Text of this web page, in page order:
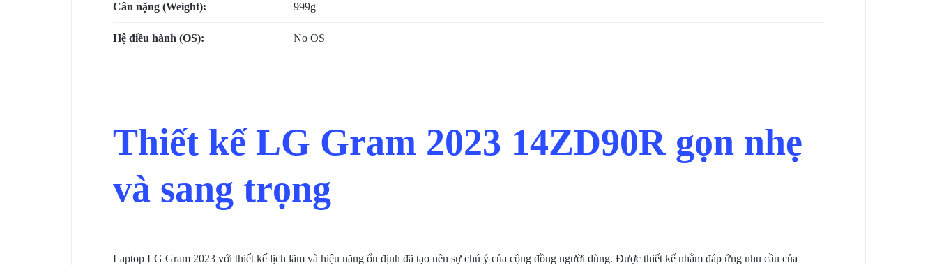
Cân nặng (Weight): 999g
Hệ điều hành (OS): No OS
Thiết kế LG Gram 2023 14ZD90R gọn nhẹ
và sang trọng
Laptop LG Gram 2023 với thiết kế lịch lãm và hiệu năng ổn định đã tạo nên sự chú ý của cộng đồng người dùng. Được thiết kế nhằm đáp ứng nhu cầu của